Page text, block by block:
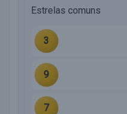
Estrelas comuns
3
9
7